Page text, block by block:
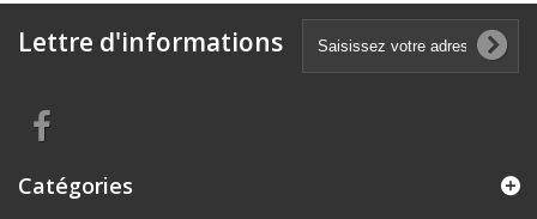
Lettre d'informations
Catégories